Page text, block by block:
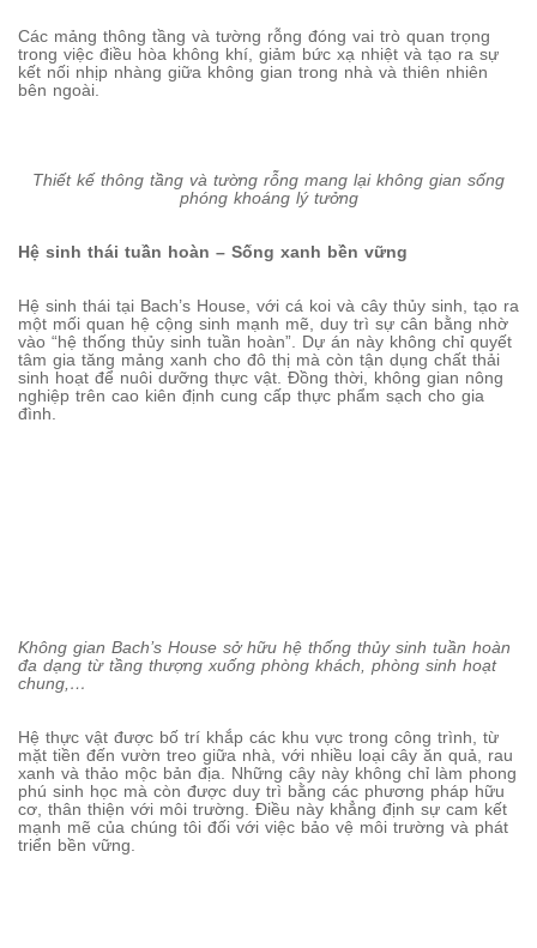
Các mảng thông tầng và tường rỗng đóng vai trò quan trọng
trong việc điều hòa không khí, giảm bức xạ nhiệt và tạo ra sự
kết nối nhịp nhàng giữa không gian trong nhà và thiên nhiên
bên ngoài.
Thiết kế thông tầng và tường rỗng mang lại không gian sống
phóng khoáng lý tưởng
Hệ sinh thái tuần hoàn – Sống xanh bền vững
Hệ sinh thái tại Bach’s House, với cá koi và cây thủy sinh, tạo ra
một mối quan hệ cộng sinh mạnh mẽ, duy trì sự cân bằng nhờ
vào “hệ thống thủy sinh tuần hoàn”. Dự án này không chỉ quyết
tâm gia tăng mảng xanh cho đô thị mà còn tận dụng chất thải
sinh hoạt để nuôi dưỡng thực vật. Đồng thời, không gian nông
nghiệp trên cao kiên định cung cấp thực phẩm sạch cho gia
đình.
Không gian Bach’s House sở hữu hệ thống thủy sinh tuần hoàn
đa dạng từ tầng thượng xuống phòng khách, phòng sinh hoạt
chung,…
Hệ thực vật được bố trí khắp các khu vực trong công trình, từ
mặt tiền đến vườn treo giữa nhà, với nhiều loại cây ăn quả, rau
xanh và thảo mộc bản địa. Những cây này không chỉ làm phong
phú sinh học mà còn được duy trì bằng các phương pháp hữu
cơ, thân thiện với môi trường. Điều này khẳng định sự cam kết
mạnh mẽ của chúng tôi đối với việc bảo vệ môi trường và phát
triển bền vững.